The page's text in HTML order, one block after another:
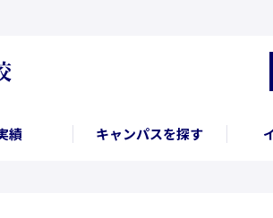
績 キャンパスを探す